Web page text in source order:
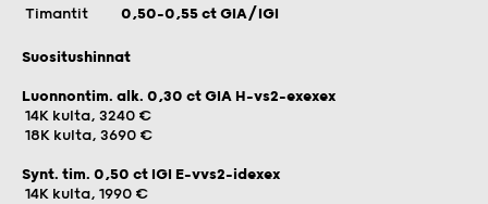
Timantit
0,50-0,55 ct GIA/IGI
Suositushinnat
Luonnontim. alk. 0,30 ct GIA H-vs2-exexex
14K kulta, 3240 €
18K kulta, 3690 €
Synt. tim. 0,50 ct IGI E-vvs2-idexex
14K kulta, 1990 €